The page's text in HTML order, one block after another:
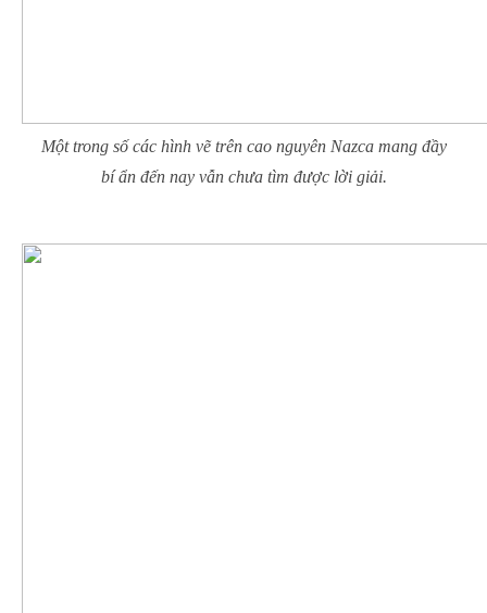
Một trong số các hình vẽ trên cao nguyên Nazca mang đầy
bí ẩn đến nay vẫn chưa tìm được lời giải.